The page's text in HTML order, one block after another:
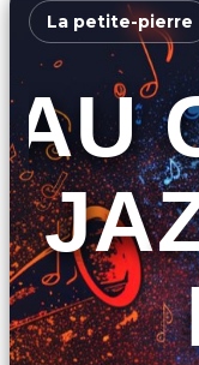
La petite-pierre
AU